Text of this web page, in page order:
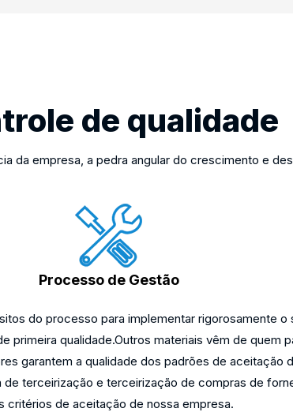
de qualidade
da empresa, a pedra angular do crescimento e
Processo de Gestão
do processo para implementar rigorosamente
primeira qualidade.Outros materiais vêm de quem
garantem a qualidade dos padrões de aceitação
terceirização e terceirização de compras de
critérios de aceitação de nossa empresa.